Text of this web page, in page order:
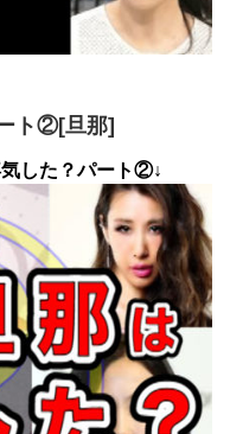
ト②[旦那]
した？パート②↓